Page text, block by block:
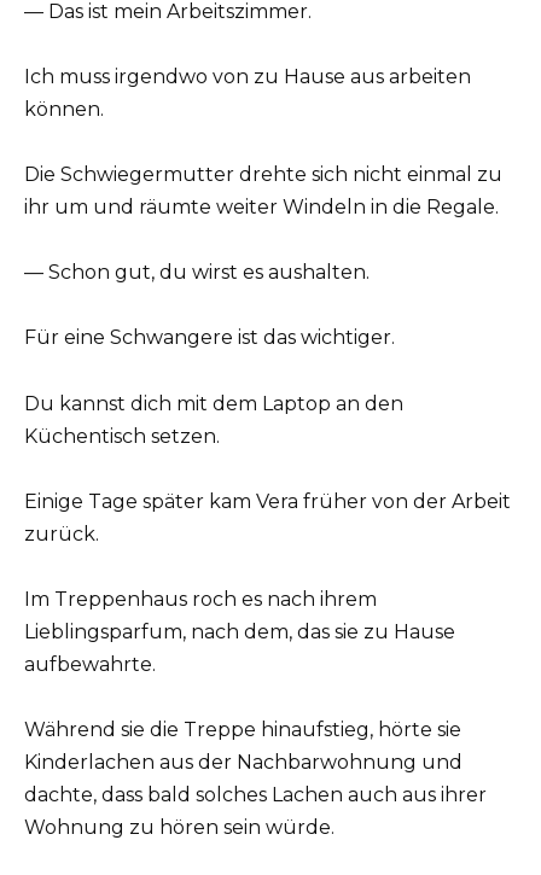
— Das ist mein Arbeitszimmer.
Ich muss irgendwo von zu Hause aus arbeiten
können.
Die Schwiegermutter drehte sich nicht einmal zu
ihr um und räumte weiter Windeln in die Regale.
— Schon gut, du wirst es aushalten.
Für eine Schwangere ist das wichtiger.
Du kannst dich mit dem Laptop an den
Küchentisch setzen.
Einige Tage später kam Vera früher von der Arbeit
zurück.
Im Treppenhaus roch es nach ihrem
Lieblingsparfum, nach dem, das sie zu Hause
aufbewahrte.
Während sie die Treppe hinaufstieg, hörte sie
Kinderlachen aus der Nachbarwohnung und
dachte, dass bald solches Lachen auch aus ihrer
Wohnung zu hören sein würde.